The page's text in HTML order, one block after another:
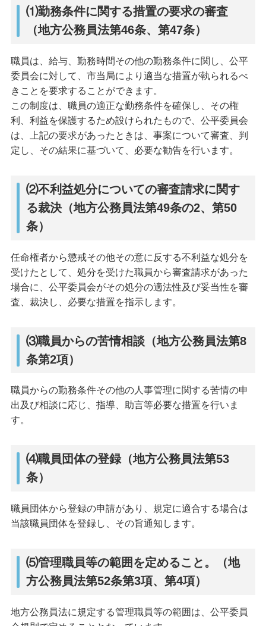
⑴勤務条件に関する措置の要求の審査
（地方公務員法第46条、第47条）
職員は、給与、勤務時間その他の勤務条件に関し、公平
委員会に対して、市当局により適当な措置が執られるべ
きことを要求することができます。
この制度は、職員の適正な勤務条件を確保し、その権
利、利益を保護するため設けられたもので、公平委員会
は、上記の要求があったときは、事案について審査、判
定し、その結果に基づいて、必要な勧告を行います。
⑵不利益処分についての審査請求に関す
る裁決（地方公務員法第49条の2、第50
条）
任命権者から懲戒その他その意に反する不利益な処分を
受けたとして、処分を受けた職員から審査請求があった
場合に、公平委員会がその処分の適法性及び妥当性を審
査、裁決し、必要な措置を指示します。
⑶職員からの苦情相談（地方公務員法第8
条第2項）
職員からの勤務条件その他の人事管理に関する苦情の申
出及び相談に応じ、指導、助言等必要な措置を行いま
す。
⑷職員団体の登録（地方公務員法第53
条）
職員団体から登録の申請があり、規定に適合する場合は
当該職員団体を登録し、その旨通知します。
⑸管理職員等の範囲を定めること。（地
方公務員法第52条第3項、第4項）
地方公務員法に規定する管理職員等の範囲は、公平委員